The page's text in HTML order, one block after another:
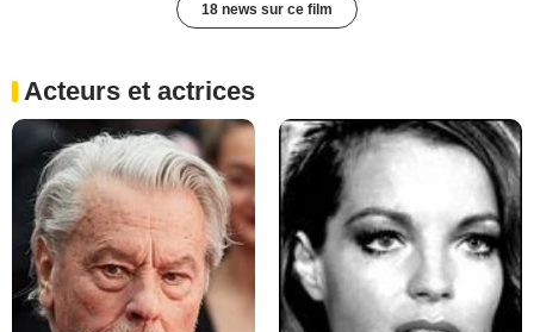
18 news sur ce film
Acteurs et actrices